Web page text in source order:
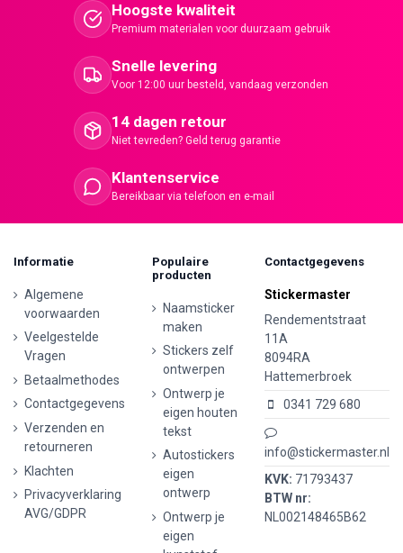
Hoogste kwaliteit
Premium materialen voor duurzaam gebruik
Snelle levering
Voor 12:00 uur besteld, vandaag verzonden
14 dagen retour
Niet tevreden? Geld terug garantie
Klantenservice
Bereikbaar via telefoon en e-mail
Informatie
Algemene
voorwaarden
Veelgestelde
Vragen
Betaalmethodes
Contactgegevens
Verzenden en
retourneren
Klachten
Privacyverklaring
AVG/GDPR
Populaire
producten
Naamsticker
maken
Stickers zelf
ontwerpen
Ontwerp je
eigen houten
tekst
Autostickers
eigen
ontwerp
Ontwerp je
eigen
Contactgegevens
Stickermaster
Rendementstraat
11A
8094RA
Hattemerbroek
0341 729 680
info@stickermaster.nl
KVK: 71793437
BTW nr:
NL002148465B62